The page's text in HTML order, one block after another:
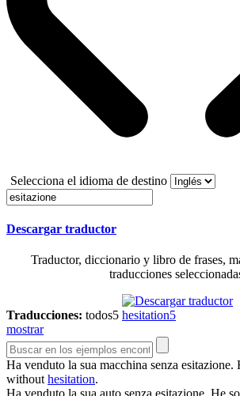
Selecciona el idioma de destino
Descargar traductor
Traductor, diccionario y libro de frases,
traducciones
Traducciones: todos5 hesitation5
mostrar
Ha venduto la sua macchina senza esitazione.
withouthesitation.